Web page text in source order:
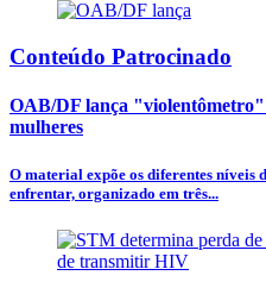
Conteúdo Patrocinado
OAB/DF lança "violentômetro"
mulheres
O material expõe os diferentes níveis
enfrentar, organizado em três...